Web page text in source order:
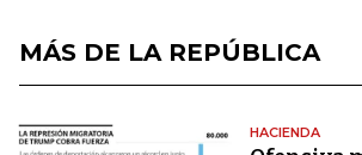
MÁS DE LA REPÚBLICA
HACIENDA